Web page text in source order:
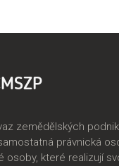
zemědělských
právnická
osoby, které realizují